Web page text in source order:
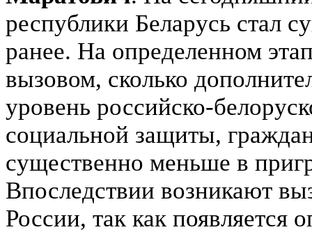
республики Беларусь стал
ранее. На определенном
вызовом, сколько
уровень российско-
социальной защиты,
существенно меньше в
Впоследствии возникают
России, так как появляется